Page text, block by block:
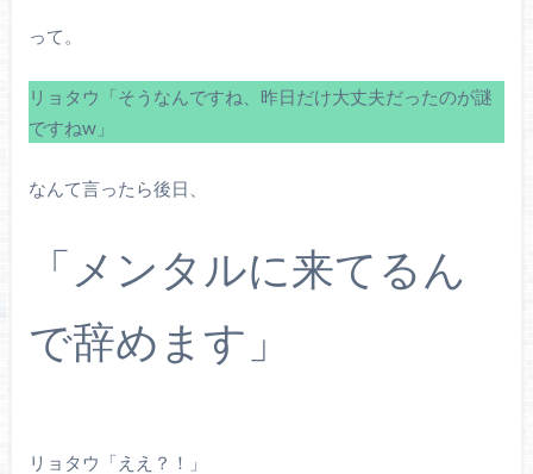
って。
リョタウ「そうなんですね、昨日だけ大丈夫だったのが謎
ですねw」
なんて言ったら後日、
「メンタルに来てるん
で辞めます」
リョタウ「ええ？！」